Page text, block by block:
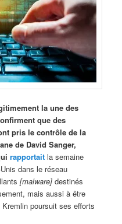
la une des
que des
pris le contrôle de la
de David Sanger,
rapportait la semaine
dans le réseau
[malware]destinés
mais aussi à être
poursuit ses efforts